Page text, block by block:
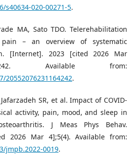
s40634-020-00271-5.
MA, Sato TDO. Telerehabilitation
pain – an overview of systematic
[Internet]. 2023 [cited 2026 Mar
Available from:
.
Jafarzadeh SR, et al. Impact of COVID-
activity, pain, mood, and sleep in
J Meas Phys Behav.
2026 Mar 4];5(4). Available from:
jmpb.2022-0019.